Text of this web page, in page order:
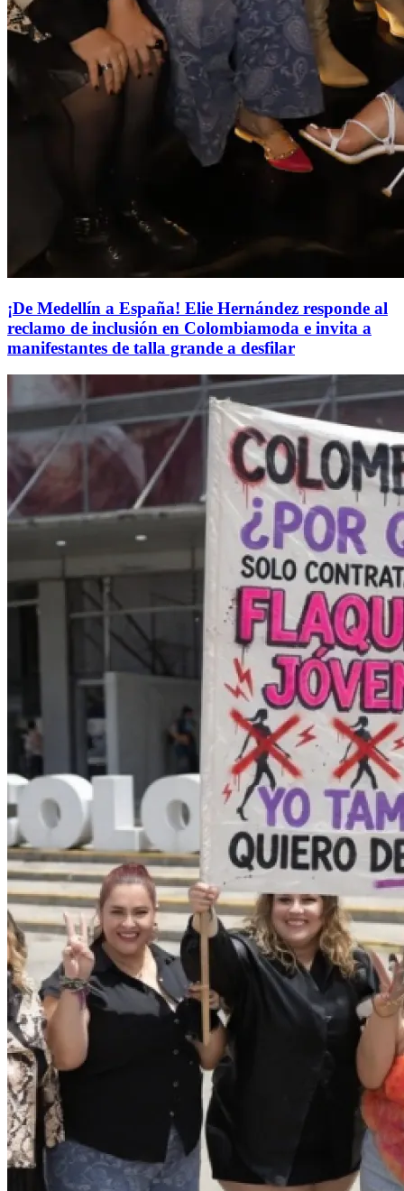
¡De Medellín a España! Elie Hernández responde al
reclamo de inclusión en Colombiamoda e invita a
manifestantes de talla grande a desfilar